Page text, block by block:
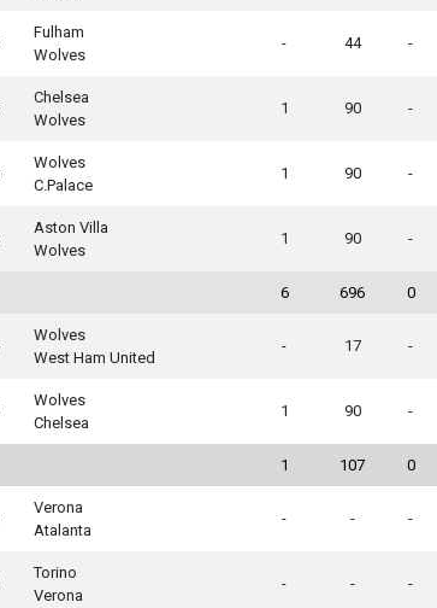
Fulham
Wolves
- 44 -
Chelsea
Wolves
1 90 -
Wolves
C.Palace
1 90 -
Aston Villa
Wolves
1 90 -
6 696 0
Wolves
West Ham United
- 17 -
Wolves
Chelsea
1 90 -
1 107 0
Verona
Atalanta
- - -
Torino
Verona
- - -